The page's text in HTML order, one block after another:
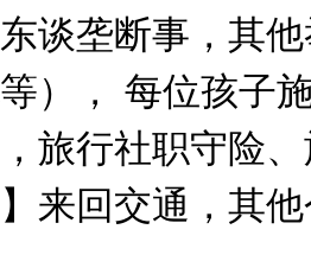
谈垄断事，其
）， 每位孩子
旅行社职守险
】来回交通，其